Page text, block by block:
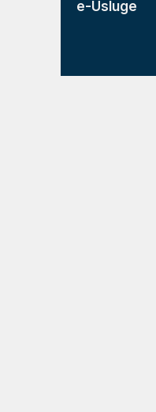
e-Usluge